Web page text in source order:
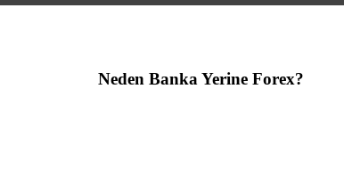
Neden Banka Yerine Forex?